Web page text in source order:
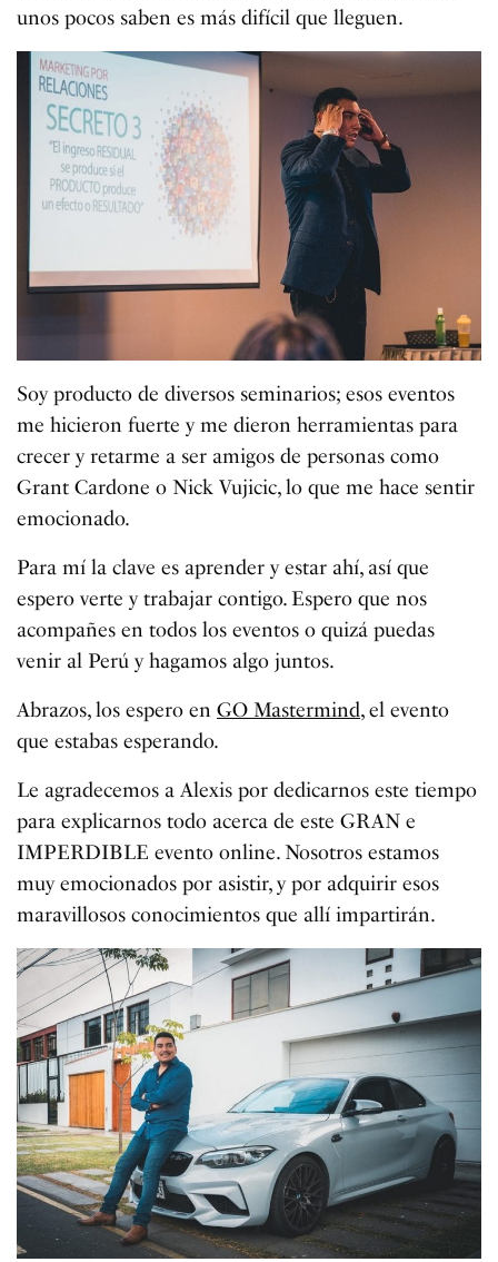
unos pocos saben es más difícil que lleguen.
Soy producto de diversos seminarios; esos eventos
me hicieron fuerte y me dieron herramientas para
crecer y retarme a ser amigos de personas como
Grant Cardone o Nick Vujicic, lo que me hace sentir
emocionado.
Para mí la clave es aprender y estar ahí, así que
espero verte y trabajar contigo. Espero que nos
acompañes en todos los eventos o quizá puedas
venir al Perú y hagamos algo juntos.
Abrazos, los espero enGO Mastermind, el evento
que estabas esperando.
Le agradecemos a Alexis por dedicarnos este tiempo
para explicarnos todo acerca de este GRAN e
IMPERDIBLE evento online. Nosotros estamos
muy emocionados por asistir, y por adquirir esos
maravillosos conocimientos que allí impartirán.